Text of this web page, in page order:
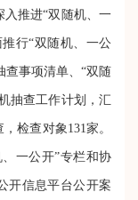
入推进“双随机、一
行“双随机、一公
查事项清单、“双随
抽查工作计划，汇
，检查对象 131家。
一公开”专栏和协
开信息平台公开案